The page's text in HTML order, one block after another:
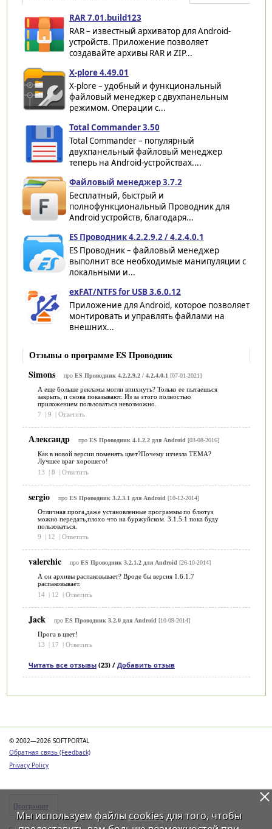
RAR 7.01.build123
RAR – известный архиватор для Android-
устройств. Приложение позволяет
создавайте архивы RAR и ZIP...
X-plore 4.49.01
X-plore – удобный и функциональный
файловый менеджер с двухпанельным
режимом. Операции с...
Total Commander 3.50
Total Commander – популярный
двухпанельный файловый менеджер
теперь на Android-устройствах....
Файловый менеджер 3.7.2
Бесплатный, быстрый и
полнофункциональный Проводник для
Android устройств, благодаря...
ES Проводник 4.2.2.9.2 / 4.2.4.0.1
ES Проводник – файловый менеджер
выполнит все необходимые манипуляции с
локальными и...
exFAT/NTFS for USB 3.6.0.12
Приложение для Android, которое позволяет
монтировать и управлять файлами на
внешних...
Отзывы о программе ES Проводник
Simons
про ES Проводник 4.2.2.9.2 / 4.2.4.0.1 [07-01-2021]
А еще больше рекламы могли впихнуть? Только ее пытаешься
закрыть, и снова показывают. Из за этого полностью
приложением пользоваться невозможно.
7
9 Ответить
Александр про ES Проводник 4.1.2.2 для Android[03-08-2016]
Как в новой версии поменять цвет?Почему изчезла ТЕМА?
Лучшее враг хорошего!
13
| 8 | Ответить
sergio про ES Проводник 3.2.3.1 для Android [10-12-2014]
Отличная прога,даже установленные программы по блютуз
можно передать,плохо что на буржуйском. 3.1.5.1 пока буду
пользоваться.
9
12 Ответить
valerchic про ES Проводник 3.2.1.2 для Android[26-10-2014]
А он архивы распаковывает? Вроде бы версия 1.6.1.7
распаковывает.
14 | 12 | Ответить
Jack про ES Проводник 3.2.0 для Android [10-09-2014]
Прога в цвет!
13
17 Ответить
Читать все отзывы(23) / Добавить отзыв
© 2002—2026 SOFTPORTAL
Обратная связь (Feedback)
Privacy Policy
Программы
Мы используем файлы cookiesдля того, чтобы